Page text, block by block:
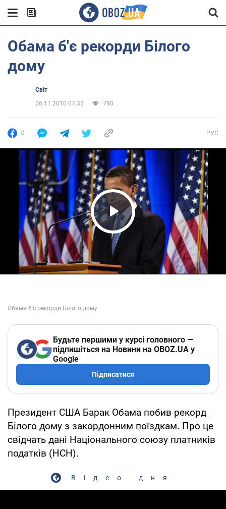
Обама б'є рекорди Білого
дому
Світ
26.11.2010 07:32
780
0 РУС
Play Video
Будьте першими у курсі головного —
підпишіться на Новини на OBOZ.UA у
Google
Підписатися
Президент США Барак Обама побив рекорд
Білого дому з закордонним поїздкам. Про це
свідчать дані Національного союзу платників
податків (НСН).
Відео дня